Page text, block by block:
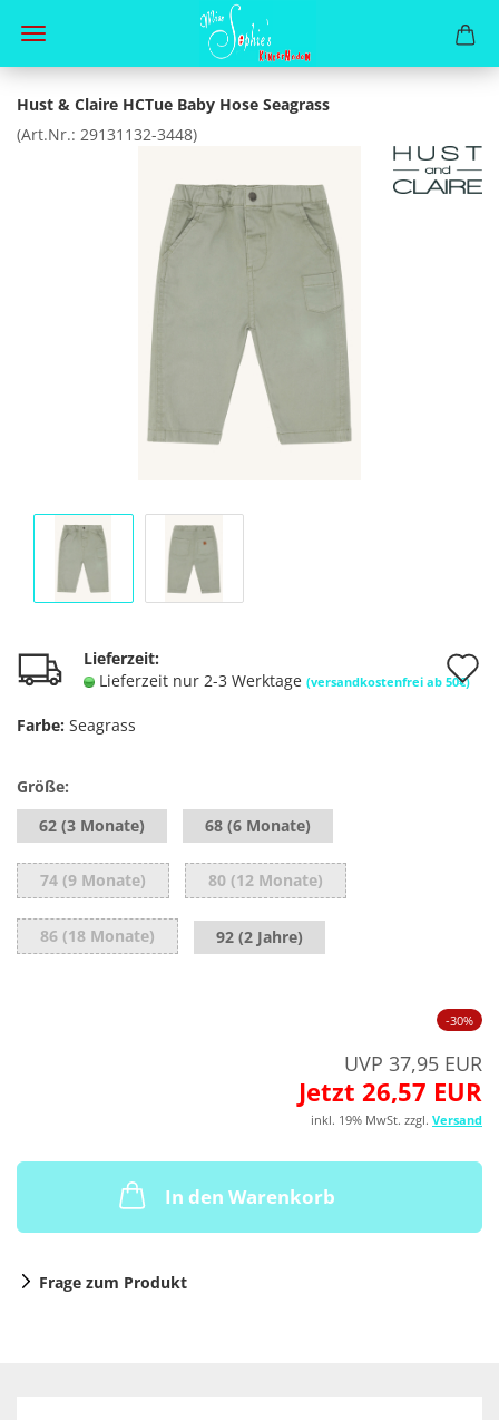
Hust & Claire HCTue Baby Hose Seagrass
(Art.Nr.: 29131132-3448)
Lieferzeit:
Lieferzeit nur 2-3 Werktage (versandkostenfrei ab 50€)
Farbe: Seagrass
Größe:
62 (3 Monate)
68 (6 Monate)
74 (9 Monate) 80 (12 Monate)
86 (18 Monate) 92 (2 Jahre)
-30%
UVP 37,95 EUR
Jetzt 26,57 EUR
inkl. 19% MwSt. zzgl. Versand
In den Warenkorb
Frage zum Produkt